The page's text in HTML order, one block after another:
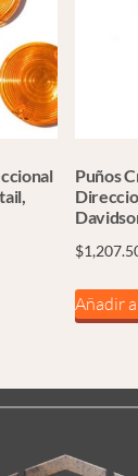
Puños
$
Añadir